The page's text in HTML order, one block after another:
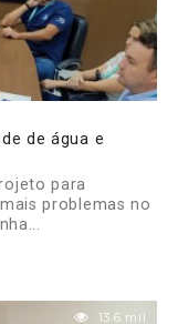
de água e
para
problemas no
13.6 mil